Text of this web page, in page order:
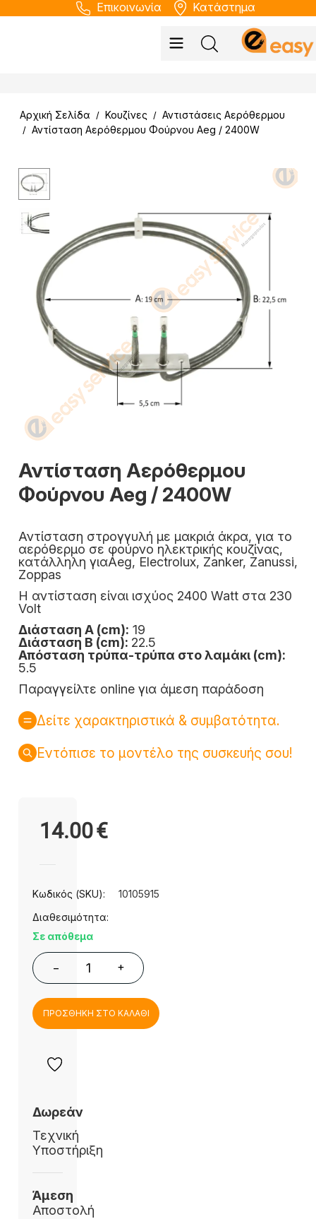
Επικοινωνία Κατάστημα
Αρχική Σελίδα / Κουζίνες / Αντιστάσεις Αερόθερμου
/ Αντίσταση Αερόθερμου Φούρνου Aeg / 2400W
Αντίσταση Αερόθερμου
Φούρνου Aeg / 2400W
Αντίσταση στρογγυλή με μακριά άκρα, για το
αερόθερμο σε φούρνο ηλεκτρικής κουζίνας,
κατάλληλη γιαAeg, Electrolux, Zanker, Zanussi,
Zoppas
Η αντίσταση είναι ισχύος 2400 Watt στα 230
Volt
Διάσταση Α (cm): 19
Διάσταση Β (cm): 22.5
Απόσταση τρύπα-τρύπα στο λαμάκι (cm):
5.5
Παραγγείλτε online για άμεση παράδοση
Δείτε χαρακτηριστικά & συμβατότητα.
Εντόπισε το μοντέλο της συσκευής σου!
14.00€
Κωδικός (SKU):
10105915
Διαθεσιμότητα:
Σε απόθεμα
− +
ΠΡΟΣΘΗΚΗ ΣΤΟ ΚΑΛΑΘΙ
Δωρεάν
Τεχνική
Υποστήριξη
Άμεση
Αποστολή